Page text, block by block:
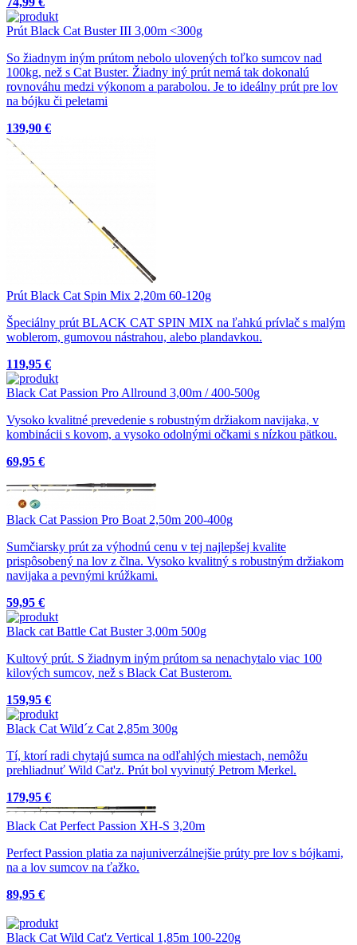
Prút Black Cat Buster III 3,00m <300g
So žiadnym iným prútom nebolo ulovených toľko sumcov nad
100kg, než s Cat Buster. Žiadny iný prút nemá tak dokonalú
rovnováhu medzi výkonom a parabolou. Je to ideálny prút pre lov
na bójku či peletami
139,90 €
Prút Black Cat Spin Mix 2,20m 60-120g
Špeciálny prút BLACK CAT SPIN MIX na ľahkú prívlač s malým
woblerom, gumovou nástrahou, alebo plandavkou.
119,95 €
Black Cat Passion Pro Allround 3,00m / 400-500g
Vysoko kvalitné prevedenie s robustným držiakom navijaka, v
kombinácii s kovom, a vysoko odolnými očkami s nízkou pätkou.
69,95 €
Black Cat Passion Pro Boat 2,50m 200-400g
Sumčiarsky prút za výhodnú cenu v tej najlepšej kvalite
prispôsobený na lov z člna. Vysoko kvalitný s robustným držiakom
navijaka a pevnými krúžkami.
59,95 €
Black cat Battle Cat Buster 3,00m 500g
Kultový prút. S žiadnym iným prútom sa nenachytalo viac 100
kilových sumcov, než s Black Cat Busterom.
159,95 €
Black Cat Wild´z Cat 2,85m 300g
Tí, ktorí radi chytajú sumca na odľahlých miestach, nemôžu
prehliadnuť Wild Cat'z. Prút bol vyvinutý Petrom Merkel.
179,95 €
Black Cat Perfect Passion XH-S 3,20m
Perfect Passion platia za najuniverzálnejšie prúty pre lov s bójkami,
na a lov sumcov na ťažko.
89,95 €
Black Cat Wild Cat'z Vertical 1,85m 100-220g